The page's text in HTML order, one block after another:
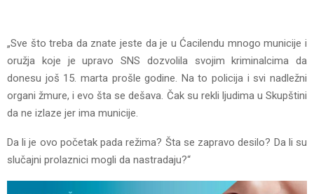
„Sve što treba da znate jeste da je u Ćacilendu mnogo municije i
oružja koje je upravo SNS dozvolila svojim kriminalcima da
donesu još 15. marta prošle godine. Na to policija i svi nadležni
organi žmure, i evo šta se dešava. Čak su rekli ljudima u Skupštini
da ne izlaze jer ima municije.
Da li je ovo početak pada režima? Šta se zapravo desilo? Da li su
slučajni prolaznici mogli da nastradaju?“